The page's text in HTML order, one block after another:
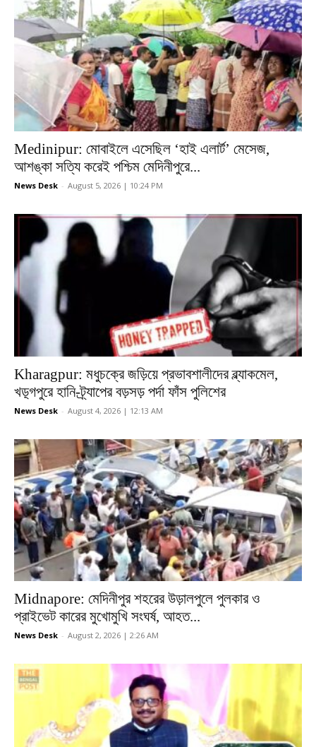
Medinipur: মোবাইলে এসেছিল ‘হাই এলার্ট’ মেসেজ,
আশঙ্কা সত্যি করেই পশ্চিম মেদিনীপুরে...
News Desk - August 5, 2026 | 10:24 PM
Kharagpur: মধুচক্রে জড়িয়ে প্রভাবশালীদের ব্ল্যাকমেল,
খড়্গপুরে হানি-ট্র্যাপের বড়সড় পর্দা ফাঁস পুলিশের
News Desk - August 4, 2026 | 12:13 AM
Midnapore: মেদিনীপুর শহরের উড়ালপুলে পুলকার ও
প্রাইভেট কারের মুখোমুখি সংঘর্ষ, আহত...
News Desk - August 2, 2026 | 2:26 AM